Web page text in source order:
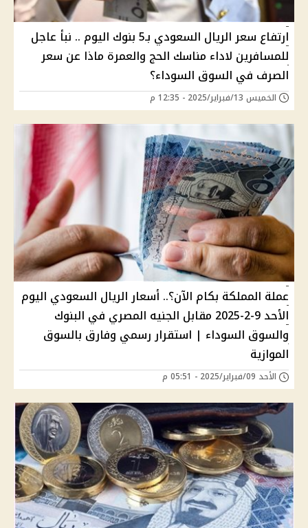
ارتفاع سعر الريال السعودي بـ5 بنوك اليوم .. نبأ عاجل
للمسافرين لاداء مناسك الحج والعمرة ماذا عن سعر
الصرف في السوق السوداء؟
الخميس 13/فبراير/2025 - 12:35 م
عملة المملكة بكام الآن؟.. أسعار الريال السعودي اليوم
الأحد 9-2-2025 مقابل الجنيه المصري في البنوك
والسوق السوداء | استقرار رسمي وفارق بالسوق
الموازية
الأحد 09/فبراير/2025 - 05:51 م